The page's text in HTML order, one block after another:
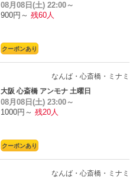
08月08日(土) 22:00～
900円～ 残60人
クーポンあり
なんば・心斎橋・ミナミ
大阪 心斎橋 アンモナ 土曜日
08月08日(土) 23:00～
1000円～ 残20人
クーポンあり
なんば・心斎橋・ミナミ